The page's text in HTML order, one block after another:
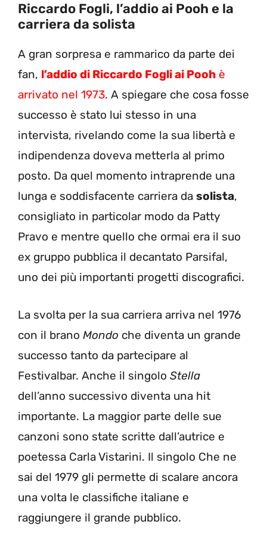
Riccardo Fogli, l’addio ai Pooh e la
carriera da solista
A gran sorpresa e rammarico da parte dei
fan, l’addio di Riccardo Fogli ai Pooh è
arrivato nel 1973. A spiegare che cosa fosse
successo è stato lui stesso in una
intervista, rivelando come la sua libertà e
indipendenza doveva metterla al primo
posto. Da quel momento intraprende una
lunga e soddisfacente carriera da solista,
consigliato in particolar modo da Patty
Pravo e mentre quello che ormai era il suo
ex gruppo pubblica il decantato Parsifal,
uno dei più importanti progetti discografici.
La svolta per la sua carriera arriva nel 1976
con il brano Mondo che diventa un grande
successo tanto da partecipare al
Festivalbar. Anche il singolo Stella
dell’anno successivo diventa una hit
importante. La maggior parte delle sue
canzoni sono state scritte dall’autrice e
poetessa Carla Vistarini. Il singolo Che ne
sai del 1979 gli permette di scalare ancora
una volta le classifiche italiane e
raggiungere il grande pubblico.